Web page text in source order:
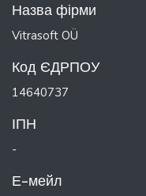
Назва фірми
Vitrasoft OÜ
Код ЄДРПОУ
14640737
ІПН
-
Е-мейл